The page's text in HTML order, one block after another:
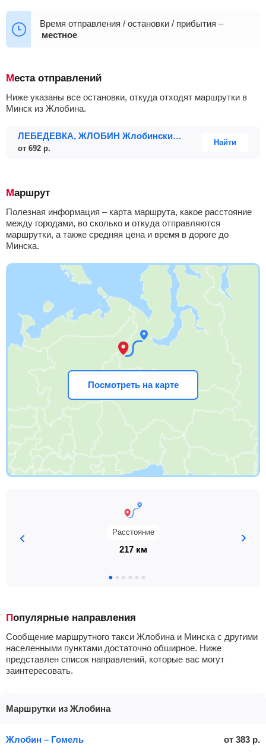
Время отправления / остановки / прибытия –
местное
Места отправлений
Ниже указаны все остановки, откуда отходят маршрутки в
Минск из Жлобина.
ЛЕБЕДЕВКА, ЖЛОБИН Жлобинский р-н ГОМЕЛЬСКАЯ ОБЛ. Беларусь
от 692 р.
Найти
Маршрут
Полезная информация – карта маршрута, какое расстояние
между городами, во сколько и откуда отправляются
маршрутки, а также средняя цена и время в дороге до
Минска.
Посмотреть на карте
Расстояние
217 км
Популярные направления
Сообщение маршрутного такси Жлобина и Минска с другими
населенными пунктами достаточно обширное. Ниже
представлен список направлений, которые вас могут
заинтересовать.
Маршрутки из Жлобина
Жлобин – Гомель от 383 р.